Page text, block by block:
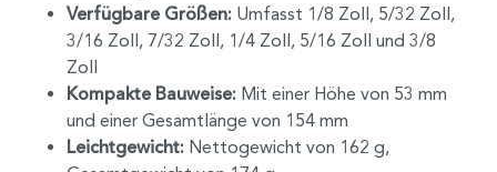
Verfügbare Größen: Umfasst 1/8 Zoll, 5/32 Zoll,
3/16 Zoll, 7/32 Zoll, 1/4 Zoll, 5/16 Zoll und 3/8
Zoll
Kompakte Bauweise: Mit einer Höhe von 53 mm
und einer Gesamtlänge von 154 mm
Leichtgewicht: Nettogewicht von 162 g,